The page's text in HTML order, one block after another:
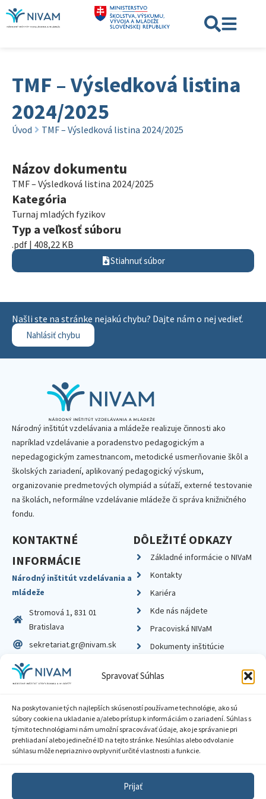
Spravovať Súhlas
Na poskytovanie tých najlepších skúseností používame technológie, ako sú
súbory cookie na ukladanie a/alebo prístup k informáciám o zariadení. Súhlas s
týmito technológiami nám umožní spracovávať údaje, ako je správanie pri
prehliadaní alebo jedinečné ID na tejto stránke. Nesúhlas alebo odvolanie
súhlasu môže nepriaznivo ovplyvniť určité vlastnosti a funkcie.
Prijať
TMF – Výsledková listina
2024/2025
Úvod TMF – Výsledková listina 2024/2025
Názov dokumentu
TMF – Výsledková listina 2024/2025
Kategória
Turnaj mladých fyzikov
Typ a veľkosť súboru
.pdf | 408,22 KB
Stiahnuť súbor
Našli ste na stránke nejakú chybu? Dajte nám o nej vedieť.
Nahlásiť chybu
Národný inštitút vzdelávania a mládeže realizuje činnosti ako
napríklad vzdelávanie a poradenstvo pedagogickým a
nepedagogickým zamestnancom, metodické usmerňovanie škôl a
školských zariadení, aplikovaný pedagogický výskum,
organizovanie predmetových olympiád a súťaží, externé testovanie
na školách, neformálne vzdelávanie mládeže či správa knižničného
fondu.
KONTAKTNÉ
INFORMÁCIE
Národný inštitút vzdelávania a
mládeže
Stromová 1, 831 01
Bratislava
sekretariat.gr@nivam.sk
IČO: 00164348
DIČ: 2020798714
DÔLEŽITÉ ODKAZY
Základné informácie o NIVaM
Kontakty
Kariéra
Kde nás nájdete
Pracoviská NIVaM
Dokumenty inštitúcie
Zásady ochrany súkromia
Sprístupnenie informácií